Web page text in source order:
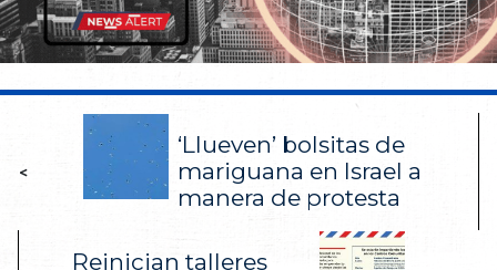
<
‘Llueven’ bolsitas de
mariguana en Israel a
manera de protesta
Reinician talleres